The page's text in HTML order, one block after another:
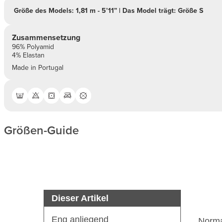
Größe des Models: 1,81 m - 5’11” | Das Model trägt: Größe S
Zusammensetzung
96% Polyamid
4% Elastan
Made in Portugal
Größen-Guide
Dieser Artikel
Eng anliegend